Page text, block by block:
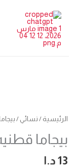
المحتوى
الرئيسية / نسائي /
بيجاما
13 د.ا
قطنيه